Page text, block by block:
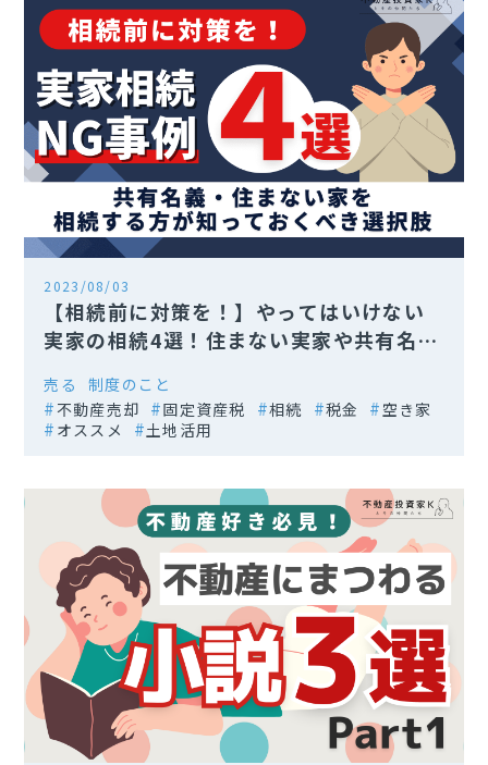
2023/08/03
【相続前に対策を！】やってはいけない
実家の相続4選！住まない実家や共有名義
売る
制度のこと
不動産売却
固定資産税 相続 税金
空き家
オススメ
土地活用